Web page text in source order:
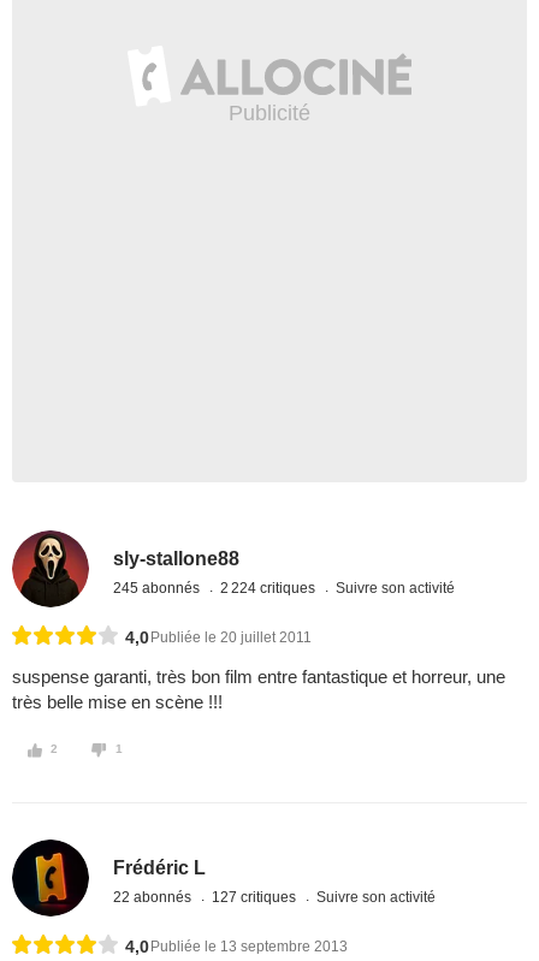
sly-stallone88
245 abonnés 2 224 critiques Suivre son activité
4,0 Publiée le 20 juillet 2011
suspense garanti, très bon film entre fantastique et horreur, une
très belle mise en scène !!!
2 1
Frédéric L
22 abonnés 127 critiques Suivre son activité
4,0 Publiée le 13 septembre 2013